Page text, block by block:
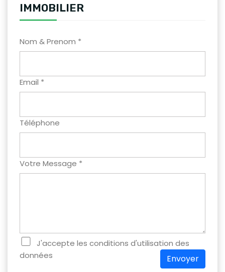
IMMOBILIER
Nom & Prenom *
Email *
Téléphone
Votre Message *
J'accepte les conditions d'utilisation des
données
Envoyer